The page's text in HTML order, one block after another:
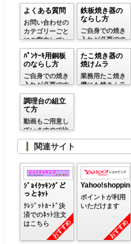
よくある質問
お問い合わせの
カテゴリーごと
にご案内してい
ます
鉄板焼き器の
ならし方
ご自身での焼き
入れが必要です
ので参考にして
ください
ﾊﾟﾝｹｰｷ用銅板
のならし方
ご自身での焼き
入れが必要です
ので参考にして
ください
たこ焼き器の
焼けムラ
業務用たこ焼き
機にも焼きムラ
調理台の組立
て方
動画もご用意し
ていますので比
較的簡単です
関連サイト
ｼﾞｮｲｸｯｷﾝｸﾞど
っとﾈｯﾄ
ｸﾚｼﾞｯﾄｶｰﾄﾞ決
済でのﾈｯﾄ注文
はこちら おすすめ
Yahoo!shopping
ポイントが利用
いただけます
おすすめ